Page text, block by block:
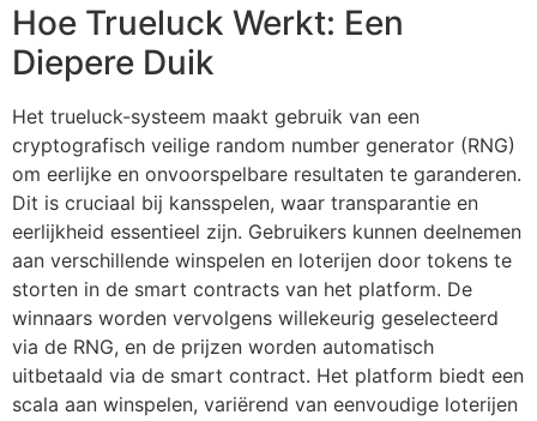
Hoe Trueluck Werkt: Een
Diepere Duik
Het trueluck-systeem maakt gebruik van een
cryptografisch veilige random number generator (RNG)
om eerlijke en onvoorspelbare resultaten te garanderen.
Dit is cruciaal bij kansspelen, waar transparantie en
eerlijkheid essentieel zijn. Gebruikers kunnen deelnemen
aan verschillende winspelen en loterijen door tokens te
storten in de smart contracts van het platform. De
winnaars worden vervolgens willekeurig geselecteerd
via de RNG, en de prijzen worden automatisch
uitbetaald via de smart contract. Het platform biedt een
scala aan winspelen, variërend van eenvoudige loterijen